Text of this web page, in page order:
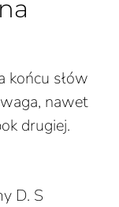
końcu słów
nawet
drugiej.
D. S